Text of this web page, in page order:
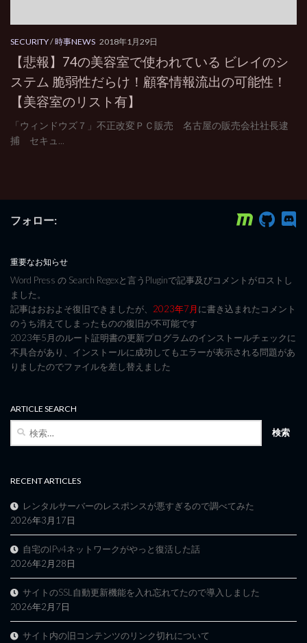
SECURITY/時事NEWS 2018年1月29日
【悲報】74の美容室で使われている ビレイのシ
ステム 脆弱性だらけ！顧客情報流出の可能性！
【美容室のリスト有】
「ウィンドウズ７」不正改変ＰＣ販売 名古屋の販売会社社長逮
捕 セキュ...
フォロー:
重要なお知らせ
Word Press の Search Regexと言うPluginで記事及びコメントがロストし
ました。
記事はおおよそ復旧できましたが、 2023年7月に書き込まれたコメント
のうち消えてしまったものの復旧が不可能です
2023年5月のルート証明書の更新プログラムのインストールチェックに
不具合があり、インストールに成功してもエラーが表示される問題があ
りましたのでファイルを差し替えました
ARTICLE SEARCH
RECENT ARTICLES
レンタルサーバーのレスポンスが悪すぎるので調べてみた
2026年3月17日
自宅のIPv4ネットワークがやっと復活した話
2026年2月28日
サイトのSSL自動更新機能を入れ忘れてたので導入しました
2026年2月7日
サイト内の旧コンテンツのリンク切れについて